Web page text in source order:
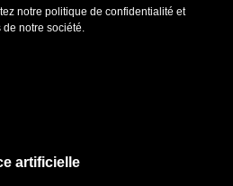
notre politique de confidentialité et
notre société.
artificielle